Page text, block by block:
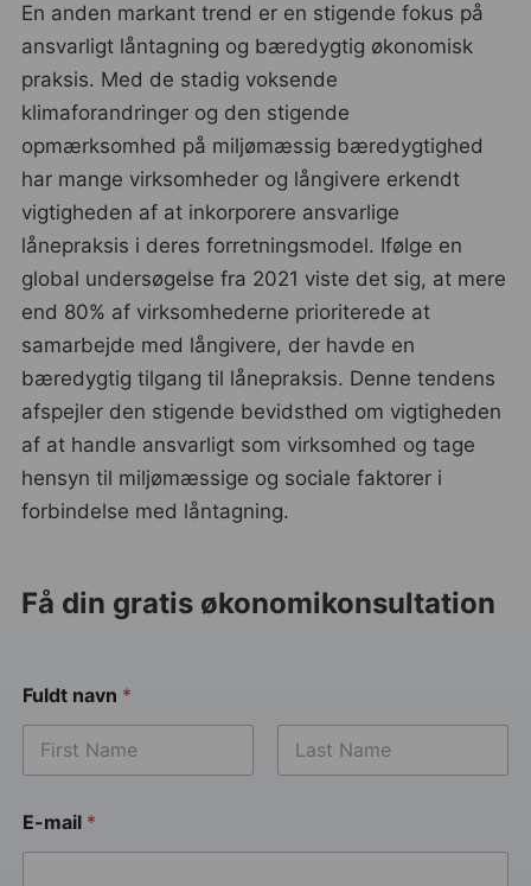
En anden markant trend er en stigende fokus på
ansvarligt låntagning og bæredygtig økonomisk
praksis. Med de stadig voksende
klimaforandringer og den stigende
opmærksomhed på miljømæssig bæredygtighed
har mange virksomheder og långivere erkendt
vigtigheden af at inkorporere ansvarlige
lånepraksis i deres forretningsmodel. Ifølge en
global undersøgelse fra 2021 viste det sig, at mere
end 80% af virksomhederne prioriterede at
samarbejde med långivere, der havde en
bæredygtig tilgang til lånepraksis. Denne tendens
afspejler den stigende bevidsthed om vigtigheden
af at handle ansvarligt som virksomhed og tage
hensyn til miljømæssige og sociale faktorer i
forbindelse med låntagning.
Få din gratis økonomikonsultation
Fuldt navn *
E-mail *